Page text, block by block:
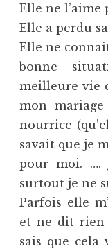
Elle ne l’aime
Elle a perdu
Elle ne
bonne
meilleure vie
mon
nourrice
savait que je
pour moi. ….
surtout je ne
Parfois elle
et ne dit rien
sais que cela